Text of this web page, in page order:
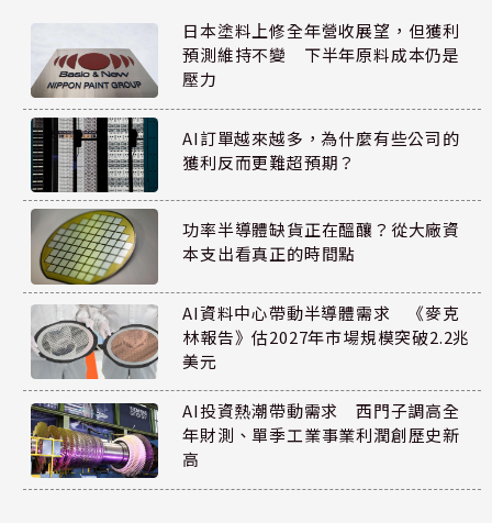
日本塗料上修全年營收展望，但獲利
預測維持不變 下半年原料成本仍是
壓力
AI訂單越來越多，為什麼有些公司的
獲利反而更難超預期？
功率半導體缺貨正在醞釀？從大廠資
本支出看真正的時間點
AI資料中心帶動半導體需求 《麥克
林報告》估2027年市場規模突破2.2兆
美元
AI投資熱潮帶動需求 西門子調高全
年財測、單季工業事業利潤創歷史新
高